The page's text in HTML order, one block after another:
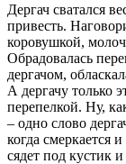
Дергач сватался
привесть.
коровушкой,
Обрадовалась
дергачом,
А дергачу только
перепелкой. Ну,
– одно слово
когда смеркается
сядет под кустик